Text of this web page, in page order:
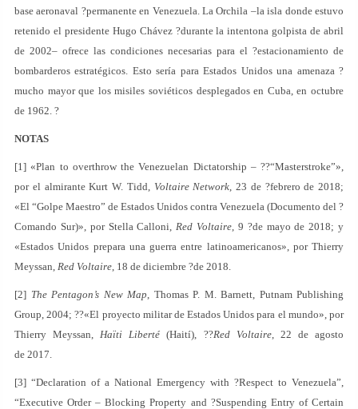
base aeronaval ?permanente en Venezuela. La Orchila –la isla donde estuvo
retenido el presidente Hugo Chávez ?durante la intentona golpista de abril
de 2002– ofrece las condiciones necesarias para el ?estacionamiento de
bombarderos estratégicos. Esto sería para Estados Unidos una amenaza ?
mucho mayor que los misiles soviéticos desplegados en Cuba, en octubre
de 1962. ?
NOTAS
[1] «Plan to overthrow the Venezuelan Dictatorship – ??“Masterstroke”»,
por el almirante Kurt W. Tidd, Voltaire Network, 23 de ?febrero de 2018;
«El “Golpe Maestro” de Estados Unidos contra Venezuela (Documento del ?
Comando Sur)», por Stella Calloni,Red Voltaire, 9 ?de mayo de 2018; y
«Estados Unidos prepara una guerra entre latinoamericanos», por Thierry
Meyssan, Red Voltaire, 18 de diciembre ?de 2018.
[2] The Pentagon’s New Map, Thomas P. M. Barnett, Putnam Publishing
Group, 2004; ??«El proyecto militar de Estados Unidos para el mundo», por
Thierry Meyssan,Haïti Liberté (Haití), ??Red Voltaire, 22 de agosto
de 2017.
[3] “Declaration of a National Emergency with ?Respect to Venezuela”,
“Executive Order – Blocking Property and ?Suspending Entry of Certain